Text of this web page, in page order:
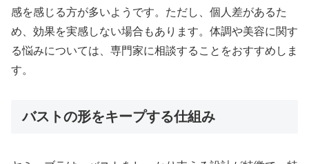
感を感じる方が多いようです。ただし、個人差があるた
め、効果を実感しない場合もあります。体調や美容に関す
る悩みについては、専門家に相談することをおすすめしま
す。
バストの形をキープする仕組み